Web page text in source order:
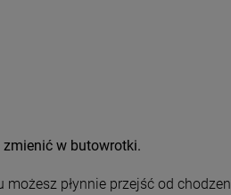
zmienić w butowrotki.
płynnie przejść od